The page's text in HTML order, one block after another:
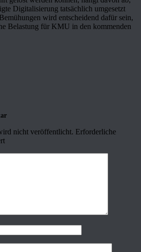
Digitalisierung tatsächlich umgesetzt
wird entscheidend dafür sein,
Belastung für KMU in den kommenden
nicht veröffentlicht. Erforderliche